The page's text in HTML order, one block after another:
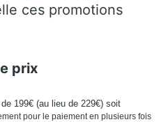
ces promotions
prix
199€ (au lieu de 229€) soit
pour le paiement en plusieurs fois